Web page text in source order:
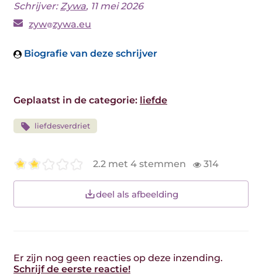
Schrijver:Zywa, 11 mei 2026
zyw zywa.eu
Biografie van deze schrijver
Geplaatst in de categorie: liefde
liefdesverdriet
2.2 met 4 stemmen 314
deel als afbeelding
Er zijn nog geen reacties op deze inzending.
Schrijf de eerste reactie!